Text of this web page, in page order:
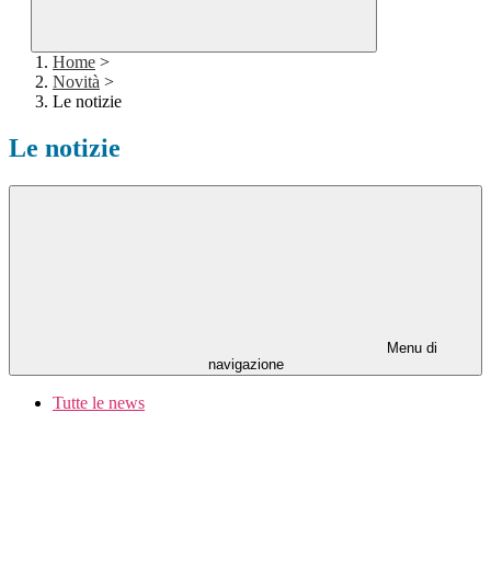
Home >
Novità >
Le notizie
Le notizie
Menu di
navigazione
Tutte le news